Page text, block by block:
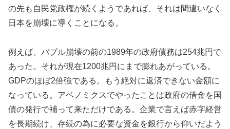
の先も自民党政権が続くようであれば、それは間違いなく
日本を崩壊に導くことになる。
例えば、バブル崩壊の前の1989年の政府債務は254兆円で
あった。それが現在1200兆円にまで膨れあがっている。
GDPのほぼ2倍強である。もう絶対に返済できない金額に
なっている。アベノミクスでやったことは政府の借金を国
債の発行で補って来ただけである。企業で言えば赤字経営
を長期続け、存続の為に必要な資金を銀行から仰いだよう